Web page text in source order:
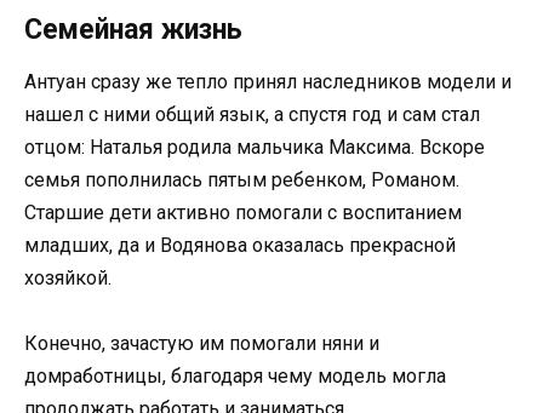
Семейная жизнь
Антуан сразу же тепло принял наследников модели и
нашел с ними общий язык, а спустя год и сам стал
отцом: Наталья родила мальчика Максима. Вскоре
семья пополнилась пятым ребенком, Романом.
Старшие дети активно помогали с воспитанием
младших, да и Водянова оказалась прекрасной
хозяйкой.
Конечно, зачастую им помогали няни и
домработницы, благодаря чему модель могла